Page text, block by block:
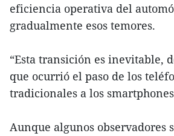
eficiencia operativa del
gradualmente esos temores.
“Esta transición es inevitable,
que ocurrió el paso de los
tradicionales a los
Aunque algunos observadores